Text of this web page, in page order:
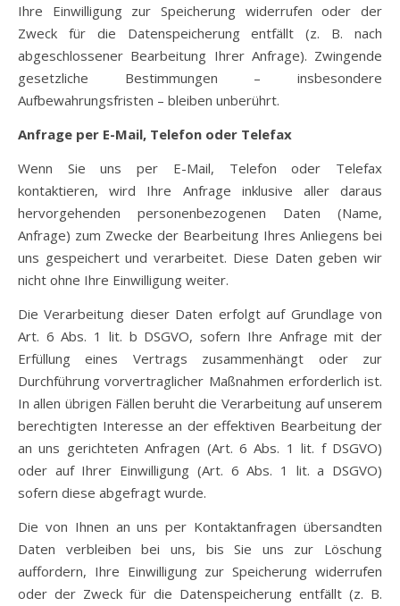
Ihre Einwilligung zur Speicherung widerrufen oder der
Zweck für die Datenspeicherung entfällt (z. B. nach
abgeschlossener Bearbeitung Ihrer Anfrage). Zwingende
gesetzliche Bestimmungen – insbesondere
Aufbewahrungsfristen – bleiben unberührt.
Anfrage per E-Mail, Telefon oder Telefax
Wenn Sie uns per E-Mail, Telefon oder Telefax
kontaktieren, wird Ihre Anfrage inklusive aller daraus
hervorgehenden personenbezogenen Daten (Name,
Anfrage) zum Zwecke der Bearbeitung Ihres Anliegens bei
uns gespeichert und verarbeitet. Diese Daten geben wir
nicht ohne Ihre Einwilligung weiter.
Die Verarbeitung dieser Daten erfolgt auf Grundlage von
Art. 6 Abs. 1 lit. b DSGVO, sofern Ihre Anfrage mit der
Erfüllung eines Vertrags zusammenhängt oder zur
Durchführung vorvertraglicher Maßnahmen erforderlich ist.
In allen übrigen Fällen beruht die Verarbeitung auf unserem
berechtigten Interesse an der effektiven Bearbeitung der
an uns gerichteten Anfragen (Art. 6 Abs. 1 lit. f DSGVO)
oder auf Ihrer Einwilligung (Art. 6 Abs. 1 lit. a DSGVO)
sofern diese abgefragt wurde.
Die von Ihnen an uns per Kontaktanfragen übersandten
Daten verbleiben bei uns, bis Sie uns zur Löschung
auffordern, Ihre Einwilligung zur Speicherung widerrufen
oder der Zweck für die Datenspeicherung entfällt (z. B.